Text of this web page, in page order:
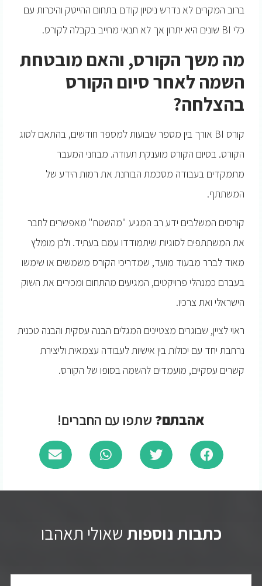
ברוב המקרים לא נדרש ניסיון קודם בתחום ההייטק והיכרות עם
כלי BI שונים היא יתרון אך לא תנאי מחייב בקבלה לקורס.
מה משך הקורס, והאם מובטחת
השמה לאחר סיום הקורס
בהצלחה?
קורס BI אורך בין מספר שבועות למספר חודשים, בהתאם לסוג
הקורס. בסיום הקורס מוענקת תעודה. מבחני המעבר
מתמקדים בעבודה מסכמת הבוחנת את רמות הידע של
המשתתף.
קורסים המשלבים ידע רב המגיע "מהשטח" מאפשרים לחבר
את המשתתפים לסוגיות שיתמודדו עמם בעתיד. ולכן מומלץ
מאוד לברר מבעוד מועד, שמדריכי הקורס משמשים או שימשו
בעברם כמנהלי פרויקטים, המגיעים מהתחום ומכירים את השוק
הישראלי ואת צרכיו.
ראוי לציין, שבוגרים מצטיינים המגלים הבנה עסקית והבנה טכנית
נרחבת יחד עם יכולות בין אישיות לעבודה עצמאית וליצירת
קשרים עסקיים, מועמדים להשמה בסופו של הקורס.
אהבתם? שתפו עם החברים!
כתבות נוספות שאולי תאהבו